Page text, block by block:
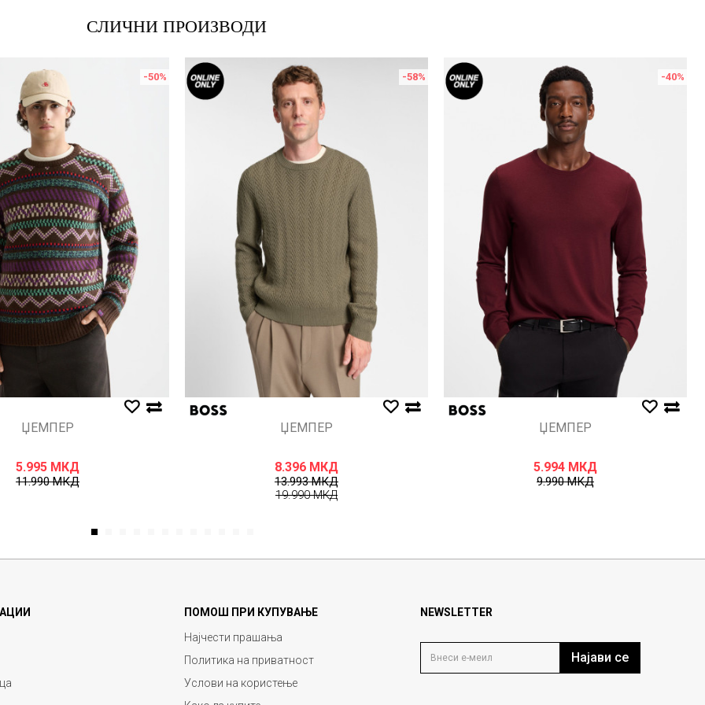
СЛИЧНИ ПРОИЗВОДИ
-50%
ЏЕМПЕР
5.995 МКД
11.990МКД
-58%
ЏЕМПЕР
8.396 МКД
13.993МКД
19.990МКД
-40%
ЏЕМПЕР
5.994 МКД
9.990МКД
1
ПОМОШ ПРИ КУПУВАЊЕ
Најчести прашања
Политика на приватност
Услови на користење
NEWSLETTER
Најави се